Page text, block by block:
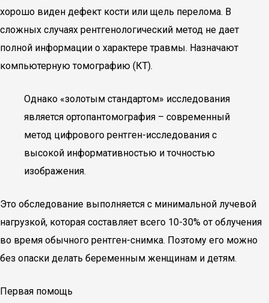
хорошо виден дефект кости или щель перелома. В
сложных случаях рентгенологический метод не дает
полной информации о характере травмы. Назначают
компьютерную томографию (КТ).
Однако «золотым стандартом» исследования
является ортопантомография – современный
метод цифрового рентген-исследования с
высокой информативностью и точностью
изображения.
Это обследование выполняется с минимальной лучевой
нагрузкой, которая составляет всего 10-30% от облучения
во время обычного рентген-снимка. Поэтому его можно
без опаски делать беременным женщинам и детям.
Первая помощь